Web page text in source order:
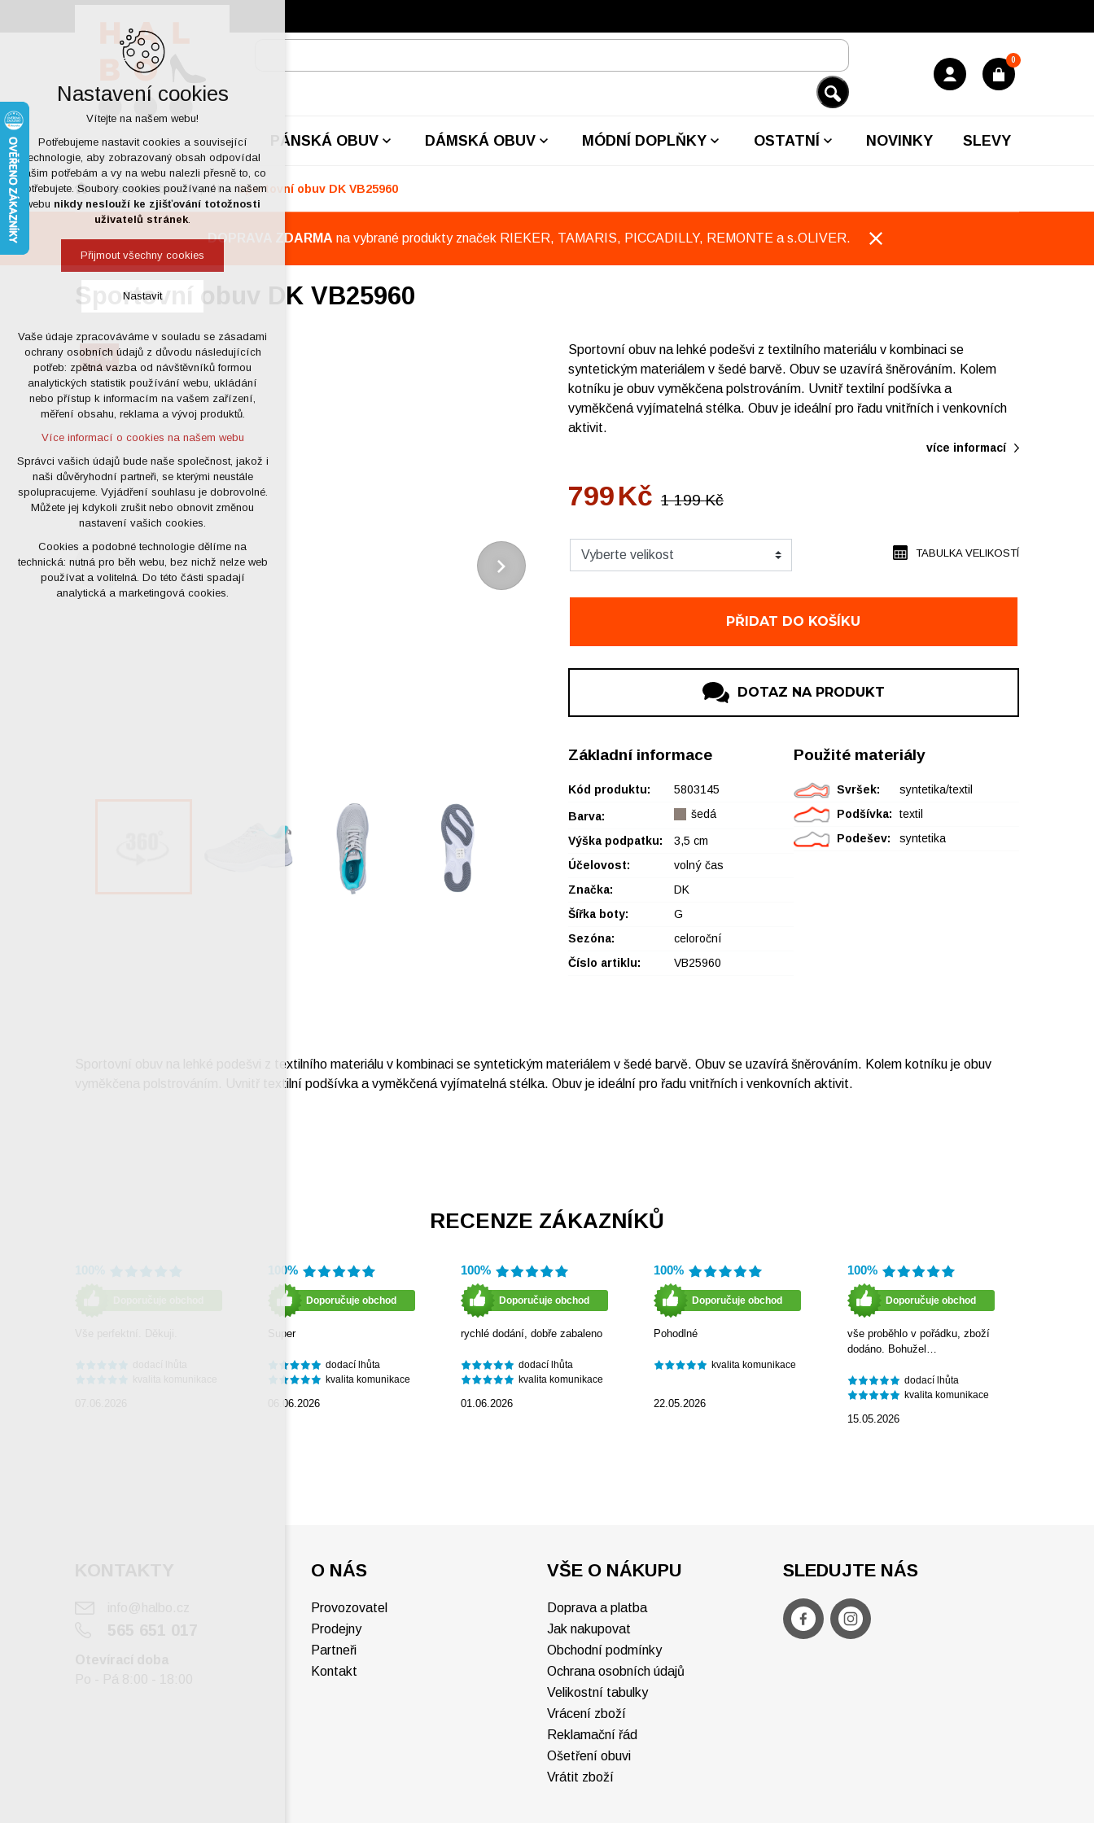
0
PÁNSKÁ OBUV DÁMSKÁ OBUV MÓDNÍ DOPLŇKY OSTATNÍ NOVINKY SLEVY
Dámská obuv Sport Sportovní obuv DK VB25960
DOPRAVA ZDARMA na vybrané produkty značek RIEKER, TAMARIS, PICCADILLY, REMONTE a s.OLIVER.
Sportovní obuv DK VB25960
-33 %
Sportovní obuv na lehké podešvi z textilního materiálu v kombinaci se
syntetickým materiálem v šedé barvě. Obuv se uzavírá šněrováním. Kolem
kotníku je obuv vyměkčena polstrováním. Uvnitř textilní podšívka a
vyměkčená vyjímatelná stélka. Obuv je ideální pro řadu vnitřních i venkovních
aktivit.
více informací
799Kč 1 199 Kč
PŘIDAT DO KOŠÍKU
TABULKA VELIKOSTÍ
DOTAZ NA PRODUKT
Základní informace
Kód produktu: 5803145
Barva: šedá
Výška podpatku:
3,5 cm
Účelovost:
volný čas
Značka:
DK
Šířka boty:
G
Sezóna:
celoroční
Číslo artiklu:
VB25960
Použité materiály
Svršek:
syntetika/textil
Podšívka:
textil
Podešev:
syntetika
Sportovní obuv na lehké podešvi z textilního materiálu v kombinaci se syntetickým materiálem v šedé barvě. Obuv se uzavírá šněrováním. Kolem kotníku je obuv
vyměkčena polstrováním. Uvnitř textilní podšívka a vyměkčená vyjímatelná stélka. Obuv je ideální pro řadu vnitřních i venkovních aktivit.
RECENZE ZÁKAZNÍKŮ
100%
Doporučuje obchod
Super
dodací lhůta
kvalita komunikace
06.06.2026
100%
Doporučuje obchod
rychlé dodání, dobře zabaleno
dodací lhůta
kvalita komunikace
01.06.2026
100%
Doporučuje obchod
Pohodlné
kvalita komunikace
22.05.2026
100%
Doporučuje obchod
vše proběhlo v pořádku, zboží
dodáno. Bohužel…
dodací lhůta
kvalita komunikace
15.05.2026
O NÁS
Provozovatel
Prodejny
Partneři
Kontakt
VŠE O NÁKUPU
Doprava a platba
Jak nakupovat
Obchodní podmínky
Ochrana osobních údajů
Velikostní tabulky
Vrácení zboží
Reklamační řád
Ošetření obuvi
Vrátit zboží
SLEDUJTE NÁS
Nastavení cookies
Vítejte na našem webu!
Potřebujeme nastavit cookies a související
technologie, aby zobrazovaný obsah odpovídal
vašim potřebám a vy na webu nalezli přesně to, co
potřebujete. Soubory cookies používané na našem
webu nikdy neslouží ke zjišťování totožnosti
uživatelů stránek.
Přijmout všechny cookies
Nastavit
Technická cookies
nutná pro provozování webu
udržení kontextu stránek (session):
případná přihlášení, volby jazyka, apod.
Volitelná cookies
analytická pro anonymizované
vyhodnocení návštěvnosti
marketingová cookies (Google)
Více informací o cookies na našem webu
Přijmout všechny cookies
Odmítnout vše
Vaše údaje zpracováváme v souladu se zásadami
ochrany osobních údajů z důvodu následujících
potřeb: zpětná vazba od návštěvníků formou
analytických statistik používání webu, ukládání
nebo přístup k informacím na vašem zařízení,
měření obsahu, reklama a vývoj produktů.
Více informací o cookies na našem webu
Správci vašich údajů bude naše společnost, jakož i
naši důvěryhodní partneři, se kterými neustále
spolupracujeme. Vyjádření souhlasu je dobrovolné.
Můžete jej kdykoli zrušit nebo obnovit změnou
nastavení vašich cookies.
Cookies a podobné technologie dělíme na
technická: nutná pro běh webu, bez nichž nelze web
používat a volitelná. Do této části spadají
analytická a marketingová cookies.